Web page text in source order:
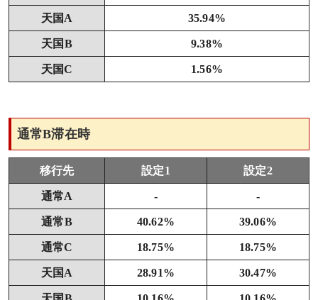
天国A 35.94%
天国B 9.38%
天国C 1.56%
通常B滞在時
移行先 設定1 設定2
通常A - -
通常B 40.62% 39.06%
通常C 18.75% 18.75%
天国A 28.91% 30.47%